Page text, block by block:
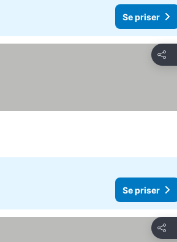
Se priser
Dela
Se priser
Dela